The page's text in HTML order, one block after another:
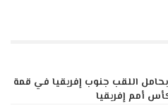
اللقب جنوب إفريقيا في قمة
أمم إفريقيا